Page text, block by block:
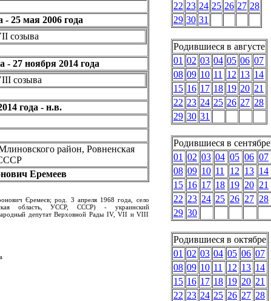
- 25 мая 2006 года
созыва
- 27 ноября 2014 года
созыва
года - н.в.
район, Ровненская
Еремеев
Єремеєв; род. 3 апреля 1968 года, село
область, УССР, СССР) - украинский
депутат Верховной Рады IV, VII и VIII
22 23 24 25 26 27 28
29 30 31
Родившиеся в августе
01 02 03 04 05 06 07
08 09 10 11 12 13 14
15 16 17 18 19 20 21
22 23 24 25 26 27 28
29 30 31
Родившиеся в сентябре
01 02 03 04 05 06 07
08 09 10 11 12 13 14
15 16 17 18 19 20 21
22 23 24 25 26 27 28
29 30
Родившиеся в октябре
01 02 03 04 05 06 07
08 09 10 11 12 13 14
15 16 17 18 19 20 21
22 23 24 25 26 27 28